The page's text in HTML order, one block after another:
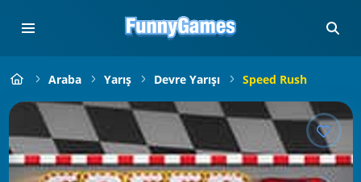
Araba Yarış Devre Yarışı Speed Rush